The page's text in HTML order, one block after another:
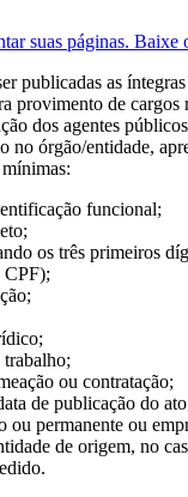
suas páginas. Baixe
publicadas as
provimento de cargos
dos agentes
no órgão/entidade,
funcional;
os três primeiros
CPF);
ou contratação;
de publicação do
ou permanente ou
de origem, no